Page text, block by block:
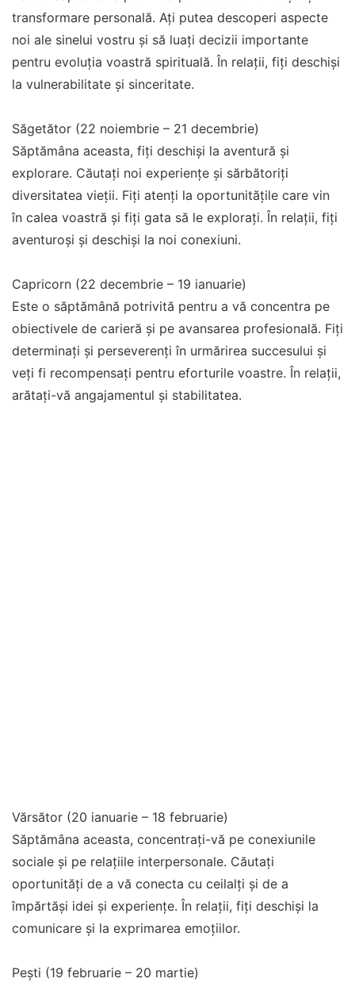
transformare personală. Ați putea descoperi aspecte
noi ale sinelui vostru și să luați decizii importante
pentru evoluția voastră spirituală. În relații, fiți deschiși
la vulnerabilitate și sinceritate.
Săgetător (22 noiembrie – 21 decembrie)
Săptămâna aceasta, fiți deschiși la aventură și
explorare. Căutați noi experiențe și sărbătoriți
diversitatea vieții. Fiți atenți la oportunitățile care vin
în calea voastră și fiți gata să le explorați. În relații, fiți
aventuroși și deschiși la noi conexiuni.
Capricorn (22 decembrie – 19 ianuarie)
Este o săptămână potrivită pentru a vă concentra pe
obiectivele de carieră și pe avansarea profesională. Fiți
determinați și perseverenți în urmărirea succesului și
veți fi recompensați pentru eforturile voastre. În relații,
arătați-vă angajamentul și stabilitatea.
Vărsător (20 ianuarie – 18 februarie)
Săptămâna aceasta, concentrați-vă pe conexiunile
sociale și pe relațiile interpersonale. Căutați
oportunități de a vă conecta cu ceilalți și de a
împărtăși idei și experiențe. În relații, fiți deschiși la
comunicare și la exprimarea emoțiilor.
Pești (19 februarie – 20 martie)